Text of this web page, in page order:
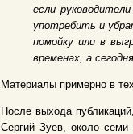
если
употребить и
помойку или в
временах, а
Материалы примерно в
После выхода
Сергий Зуев, около семи